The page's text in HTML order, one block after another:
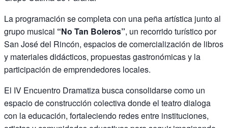
La programación se completa con una peña artística junto al
grupo musical “No Tan Boleros”, un recorrido turístico por
San José del Rincón, espacios de comercialización de libros
y materiales didácticos, propuestas gastronómicas y la
participación de emprendedores locales.
El IV Encuentro Dramatiza busca consolidarse como un
espacio de construcción colectiva donde el teatro dialoga
con la educación, fortaleciendo redes entre instituciones,